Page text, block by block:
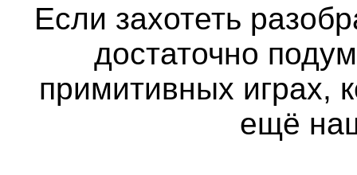
Если захотеть
достаточно
примитивных играх,
ещё